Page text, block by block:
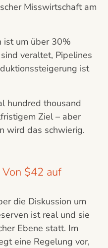
Misswirtschaft am
ist um über 30%
veraltet, Pipelines
ist
hundred thousand
Ziel – aber
wird das schwierig.
$42 auf
die Diskussion um
ist real und sie
Ebene statt. Im
eine Regelung vor,